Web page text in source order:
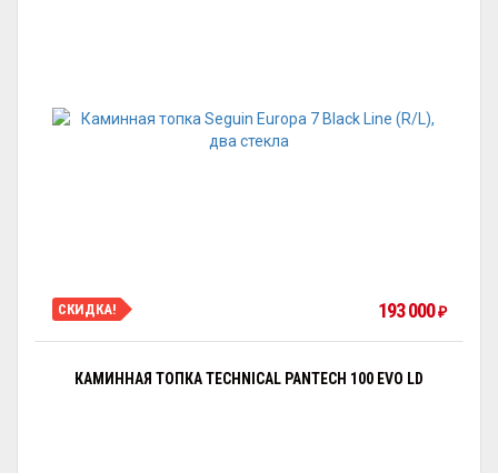
СКИДКА! 193 000₽
КАМИННАЯ ТОПКА TECHNICAL PANTECH 100 EVO LD